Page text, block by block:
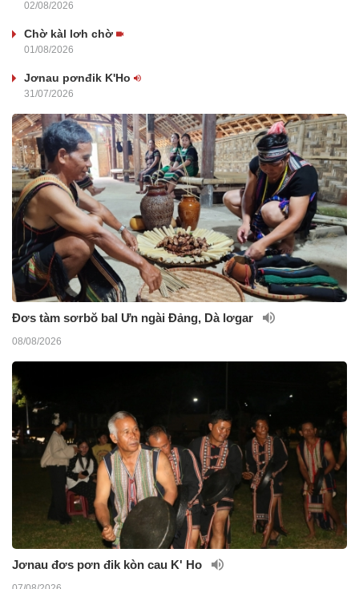
02/08/2026
Chờ kàl lơh chờ
01/08/2026
Jơnau pơnđik K'Ho
31/07/2026
Đơs tàm sơrbŏ bal Ưn ngài Đảng, Dà lơgar
08/08/2026
Jơnau đơs pơn đik kòn cau K' Ho